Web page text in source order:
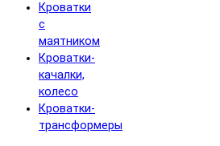
Кроватки
с
маятником
Кроватки-
качалки,
колесо
Кроватки-
трансформеры